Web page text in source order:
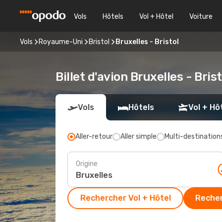
Vols Hôtels Vol + Hôtel Voiture
Vols Royaume-Uni Bristol Bruxelles - Bristol
Billet d'avion Bruxelles -
Vols Hôtels Vol +
Aller-retour Aller simple Multi-
Origine
Rechercher Vol + Hôtel